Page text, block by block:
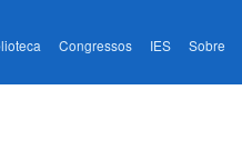
Congressos IES Sobre